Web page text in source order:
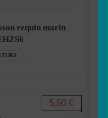
requin marin
5,50 €